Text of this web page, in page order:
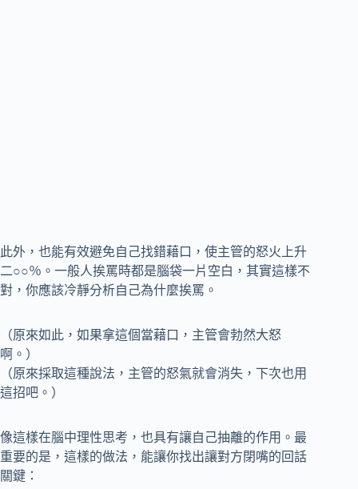
此外，也能有效避免自己找錯藉口，使主管的怒火上升
二○○％。一般人挨罵時都是腦袋一片空白，其實這樣不
對，你應該冷靜分析自己為什麼挨罵。
（原來如此，如果拿這個當藉口，主管會勃然大怒
啊。）
（原來採取這種說法，主管的怒氣就會消失，下次也用
這招吧。）
像這樣在腦中理性思考，也具有讓自己抽離的作用。最
重要的是，這樣的做法，能讓你找出讓對方閉嘴的回話
關鍵：